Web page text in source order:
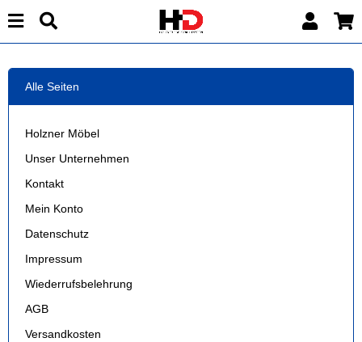
Alle Seiten
Holzner Möbel
Unser Unternehmen
Kontakt
Mein Konto
Datenschutz
Impressum
Wiederrufsbelehrung
AGB
Versandkosten